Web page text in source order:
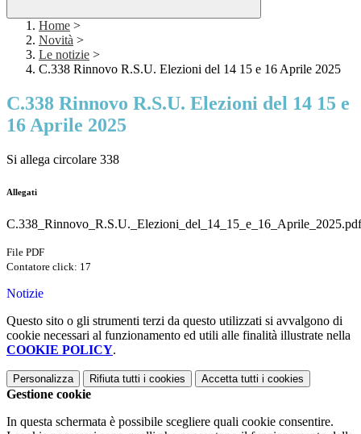
Home >
Novità >
Le notizie >
C.338 Rinnovo R.S.U. Elezioni del 14 15 e 16 Aprile 2025
C.338 Rinnovo R.S.U. Elezioni del 14 15 e
16 Aprile 2025
Si allega circolare 338
Allegati
C.338_Rinnovo_R.S.U._Elezioni_del_14_15_e_16_Aprile_2025.pdf
File PDF
Contatore click: 17
Notizie
Questo sito o gli strumenti terzi da questo utilizzati si avvalgono di
cookie necessari al funzionamento ed utili alle finalità illustrate nella
COOKIE POLICY.
Personalizza Rifiuta tutti i cookies Accetta tutti i cookies
Gestione cookie
In questa schermata è possibile scegliere quali cookie consentire.